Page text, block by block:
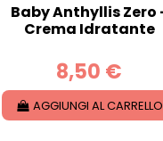
Baby Anthyllis Zero
Crema Idratante
8,50 €
AGGIUNGI AL CARRELLO